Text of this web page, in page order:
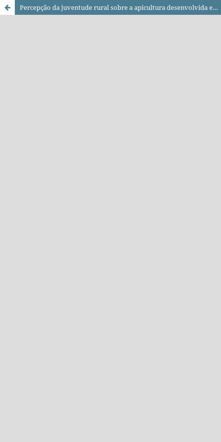
Percepção da juventude rural sobre a apicultura desenvolvida em comunidades rurais do semiárido piauiense